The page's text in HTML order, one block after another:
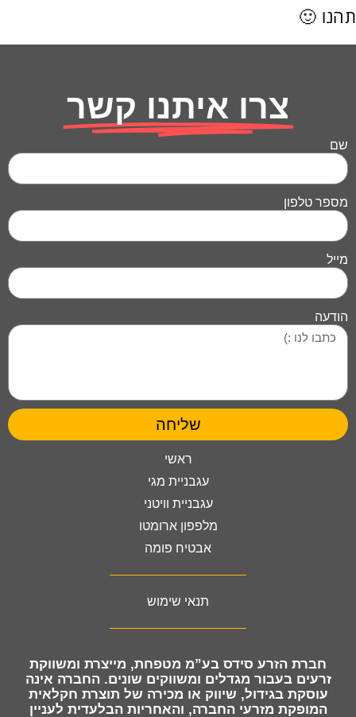
תהנו 🙂
צרו איתנו קשר
שם
מספר טלפון
מייל
הודעה
שליחה
ראשי
עגבניית מגי
עגבניית וויטני
מלפפון ארומטו
אבטיח פומה
תנאי שימוש
חברת הזרע סידס בע”מ מטפחת, מייצרת ומשווקת
זרעיםבעבור מגדלים ומשווקים שונים. החברה אינה
עוסקת בגידול, שיווק או מכירה של תוצרת חקלאית
המופקת מזרעי החברה, והאחריות הבלעדית לעניין